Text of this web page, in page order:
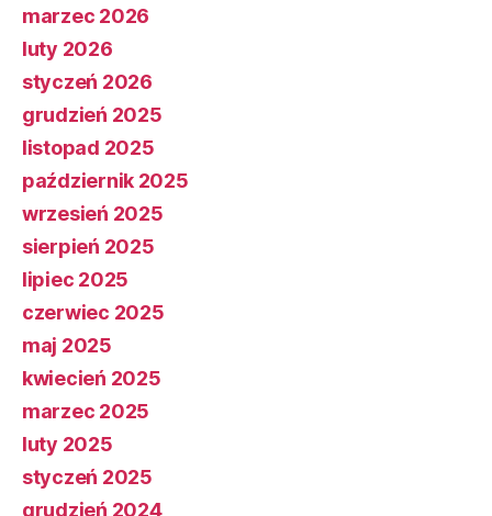
marzec 2026
luty 2026
styczeń 2026
grudzień 2025
listopad 2025
październik 2025
wrzesień 2025
sierpień 2025
lipiec 2025
czerwiec 2025
maj 2025
kwiecień 2025
marzec 2025
luty 2025
styczeń 2025
grudzień 2024